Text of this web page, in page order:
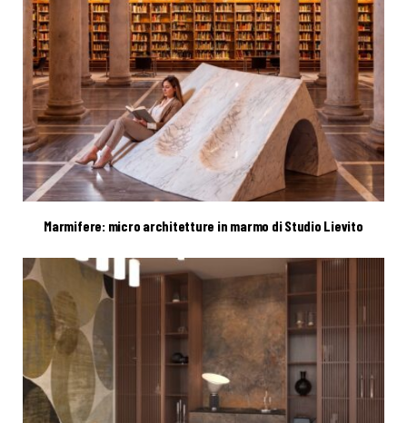
Marmifere: micro architetture in marmo di Studio Lievito